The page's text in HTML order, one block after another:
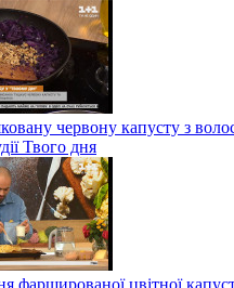
червону капусту з
Твого дня
фаршированої цвітної